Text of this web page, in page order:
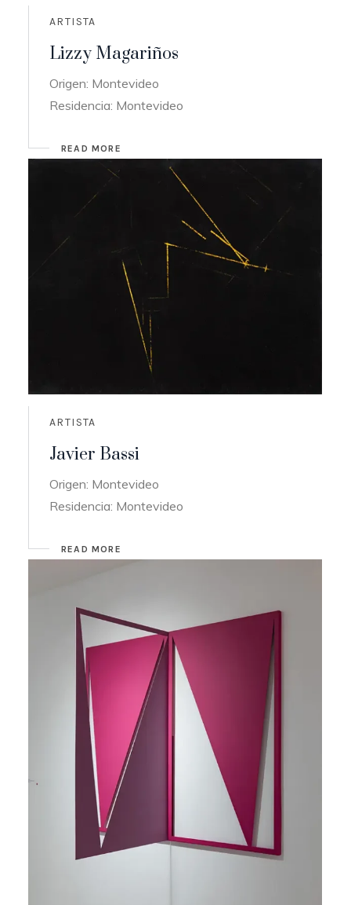
ARTISTA
Lizzy Magariños
Origen: Montevideo
Residencia: Montevideo
READ MORE
ARTISTA
Javier Bassi
Origen: Montevideo
Residencia: Montevideo
READ MORE